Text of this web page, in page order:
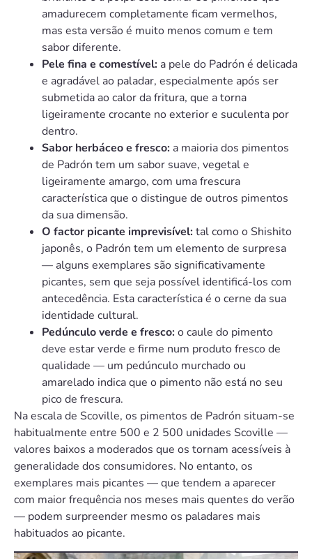
amadurecem completamente ficam vermelhos,
mas esta versão é muito menos comum e tem
sabor diferente.
Pele fina e comestível: a pele do Padrón é delicada
e agradável ao paladar, especialmente após ser
submetida ao calor da fritura, que a torna
ligeiramente crocante no exterior e suculenta por
dentro.
Sabor herbáceo e fresco: a maioria dos pimentos
de Padrón tem um sabor suave, vegetal e
ligeiramente amargo, com uma frescura
característica que o distingue de outros pimentos
da sua dimensão.
O factor picante imprevisível:tal como o Shishito
japonês, o Padrón tem um elemento de surpresa
— alguns exemplares são significativamente
picantes, sem que seja possível identificá-los com
antecedência. Esta característica é o cerne da sua
identidade cultural.
Pedúnculo verde e fresco:o caule do pimento
deve estar verde e firme num produto fresco de
qualidade — um pedúnculo murchado ou
amarelado indica que o pimento não está no seu
pico de frescura.
Na escala de Scoville, os pimentos de Padrón situam-se
habitualmente entre 500 e 2 500 unidades Scoville —
valores baixos a moderados que os tornam acessíveis à
generalidade dos consumidores. No entanto, os
exemplares mais picantes — que tendem a aparecer
com maior frequência nos meses mais quentes do verão
— podem surpreender mesmo os paladares mais
habituados ao picante.